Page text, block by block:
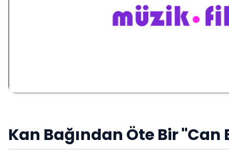
Kan Bağından Öte Bir "Can